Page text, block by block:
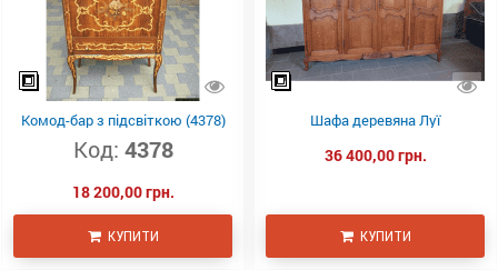
Комод-бар з підсвіткою (4378)
Код: 4378
18 200,00 грн.
КУПИТИ
Шафа деревяна Луї
36 400,00 грн.
КУПИТИ